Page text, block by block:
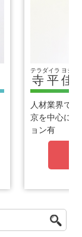
寺平
テラダイラ
佳
ヨシヒ
人材業界で
京を中心に
ョン有